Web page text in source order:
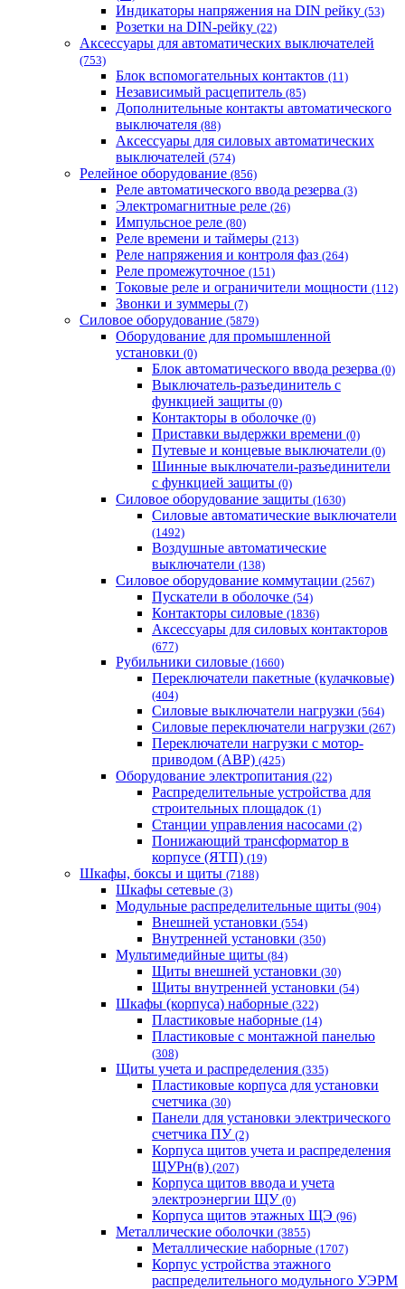
Индикаторы напряжения на DIN рейку (53)
Розетки на DIN-рейку (22)
Аксессуары для автоматических выключателей
(753)
Блок вспомогательных контактов (11)
Независимый расцепитель (85)
Дополнительные контакты автоматического
выключателя (88)
Аксессуары для силовых автоматических
выключателей (574)
Релейное оборудование (856)
Реле автоматического ввода резерва (3)
Электромагнитные реле (26)
Импульсное реле (80)
Реле времени и таймеры (213)
Реле напряжения и контроля фаз (264)
Реле промежуточное (151)
Токовые реле и ограничители мощности (112)
Звонки и зуммеры (7)
Силовое оборудование (5879)
Оборудование для промышленной
установки (0)
Блок автоматического ввода резерва (0)
Выключатель-разъединитель с
функцией защиты (0)
Контакторы в оболочке (0)
Приставки выдержки времени (0)
Путевые и концевые выключатели (0)
Шинные выключатели-разъединители
с функцией защиты (0)
Силовое оборудование защиты (1630)
Силовые автоматические выключатели
(1492)
Воздушные автоматические
выключатели (138)
Силовое оборудование коммутации (2567)
Пускатели в оболочке (54)
Контакторы силовые (1836)
Аксессуары для силовых контакторов
(677)
Рубильники силовые (1660)
Переключатели пакетные (кулачковые)
(404)
Силовые выключатели нагрузки (564)
Cиловые переключатели нагрузки (267)
Переключатели нагрузки с мотор-
приводом (АВР) (425)
Оборудование электропитания (22)
Распределительные устройства для
строительных площадок (1)
Станции управления насосами (2)
Понижающий трансформатор в
корпусе (ЯТП) (19)
Шкафы, боксы и щиты (7188)
Шкафы сетевые (3)
Модульные распределительные щиты (904)
Внешней установки (554)
Внутренней установки (350)
Мультимедийные щиты (84)
Щиты внешней установки (30)
Щиты внутренней установки (54)
Шкафы (корпуса) наборные (322)
Пластиковые наборные (14)
Пластиковые с монтажной панелью
(308)
Щиты учета и распределения (335)
Пластиковые корпуса для установки
счетчика (30)
Панели для установки электрического
счетчика ПУ (2)
Корпуса щитов учета и распределения
ЩУРн(в) (207)
Корпуса щитов ввода и учета
электроэнергии ЩУ (0)
Корпуса щитов этажных ЩЭ (96)
Металлические оболочки (3855)
Металлические наборные (1707)
Корпус устройства этажного
распределительного модульного УЭРМ